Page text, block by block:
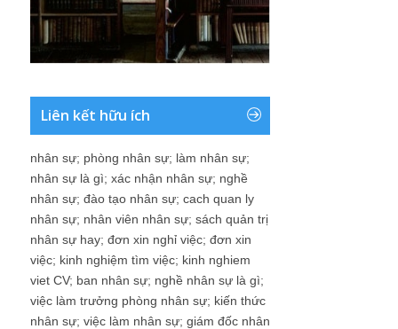
Liên kết hữu ích
nhân sự; phòng nhân sự; làm nhân sự;
nhân sự là gì; xác nhận nhân sự; nghề
nhân sự; đào tạo nhân sự; cach quan ly
nhân sự; nhân viên nhân sự; sách quản trị
nhân sự hay; đơn xin nghỉ việc; đơn xin
việc; kinh nghiệm tìm việc; kinh nghiem
viet CV; ban nhân sự; nghề nhân sự là gì;
việc làm trưởng phòng nhân sự; kiến thức
nhân sự; việc làm nhân sự; giám đốc nhân